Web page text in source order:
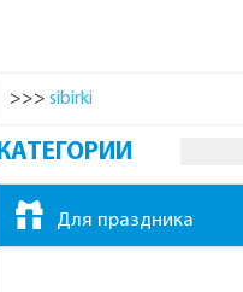
>>> sibirki
КАТЕГОРИИ
Для праздника